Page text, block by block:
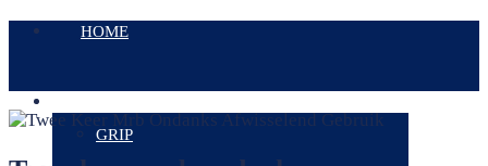
Mobile
HOME
GRIP